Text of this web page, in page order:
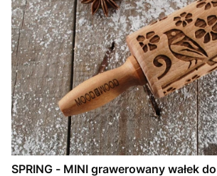
SPRING - MINI grawerowany wałek